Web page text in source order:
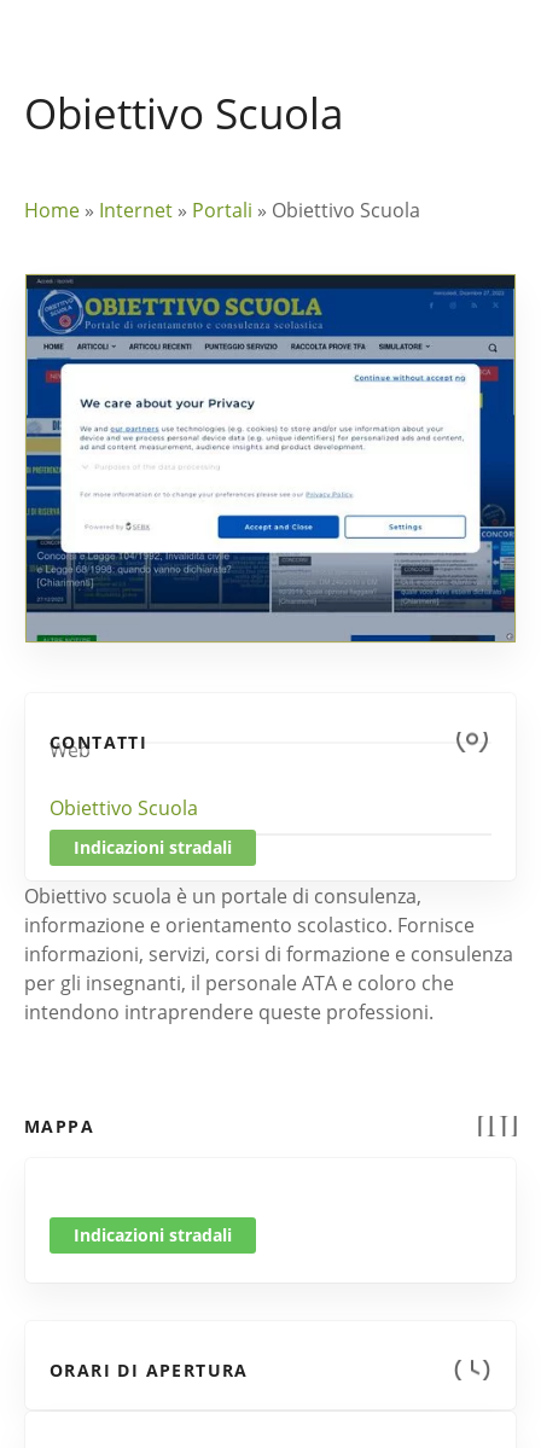
Obiettivo Scuola
Home » Internet » Portali » Obiettivo Scuola
CONTATTI
Web
Obiettivo Scuola
Indicazioni stradali
Obiettivo scuola è un portale di consulenza,
informazione e orientamento scolastico. Fornisce
informazioni, servizi, corsi di formazione e consulenza
per gli insegnanti, il personale ATA e coloro che
intendono intraprendere queste professioni.
MAPPA
Indicazioni stradali
ORARI DI APERTURA